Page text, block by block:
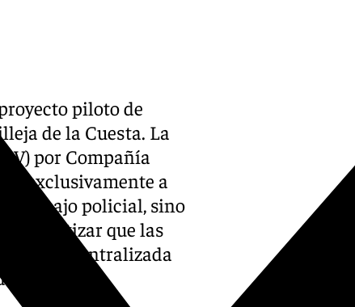
piloto de
de la Cuesta. La
por Compañía
exclusivamente a
trabajo policial, sino
garantizar que las
forma centralizada